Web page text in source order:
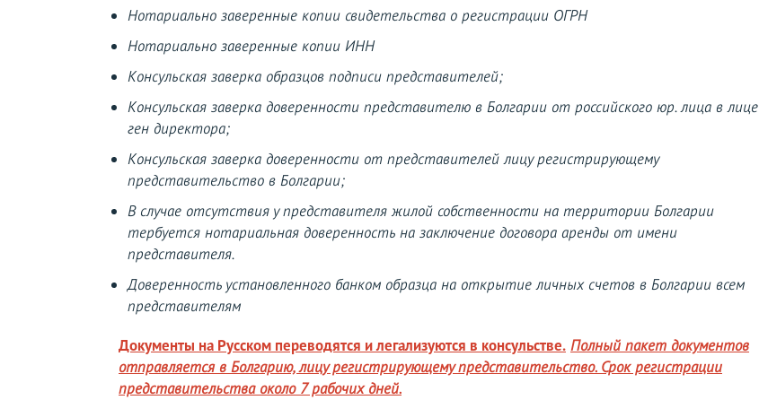
Нотариально заверенные копии свидетельства о регистрации ОГРН
Нотариально заверенные копии ИНН
Консульская заверка образцов подписи представителей;
Консульская заверка доверенности представителю в Болгарии от российского юр. лица в лице
ген директора;
Консульская заверка доверенности от представителей лицу регистрирующему
представительство в Болгарии;
В случае отсутствия у представителя жилой собственности на территории Болгарии
тербуется нотариальная доверенность на заключение договора аренды от имени
представителя.
Доверенность установленного банком образца на открытие личных счетов в Болгарии всем
представителям
Документы на Русском переводятся и легализуются в консульстве. Полный пакет документов
отправляется в Болгарию, лицу регистрирующему представительство. Срок регистрации
представительства около 7 рабочих дней.